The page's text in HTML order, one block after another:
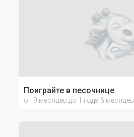
Поиграйте в песочнице
от 9 месяцев до 1 года 6 месяцев